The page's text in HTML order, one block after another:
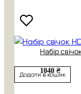
Набір
1040 ₴
Додати в кошик